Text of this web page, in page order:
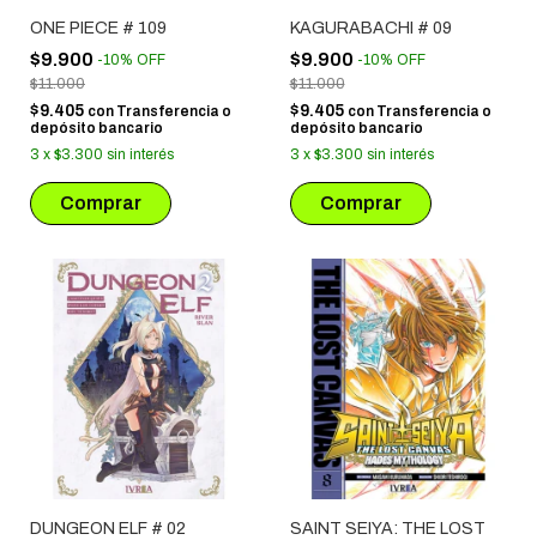
ONE PIECE # 109
$9.900 -10% OFF
$11.000
$9.405 con Transferencia o
depósito bancario
3 x $3.300 sin interés
KAGURABACHI # 09
$9.900 -10% OFF
$11.000
$9.405 con Transferencia o
depósito bancario
3 x $3.300 sin interés
DUNGEON ELF # 02
SAINT SEIYA: THE LOST